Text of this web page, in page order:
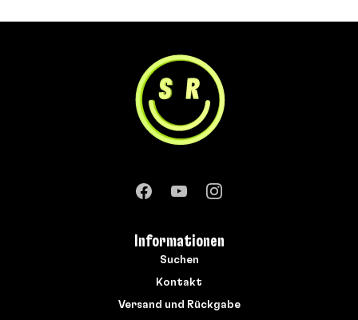
Informationen
Suchen
Kontakt
Versand und Rückgabe